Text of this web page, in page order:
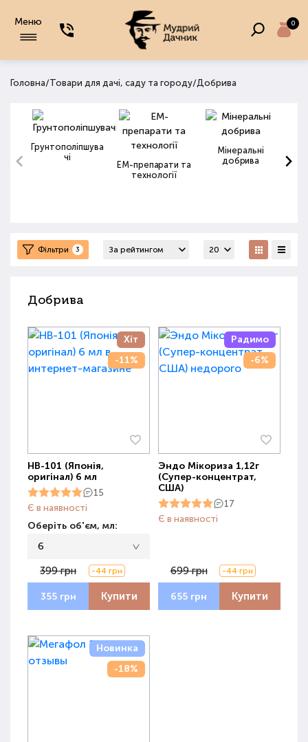
Меню 0
Головна/Товари для дачі, саду та городу/Добрива
Грунтополіпшува
чі
ЕМ-препарати та
технології
Мінеральні
добрива
Фільтри 3
Добрива
Хіт
-11%
НВ-101 (Японія,
оригінал) 6 мл
15
Є в наявності
Оберіть об'єм, мл:
6
399 грн -44 грн
355 грн Купити
Радимо
-6%
Эндо Мікориза 1,12г
(Супер-концентрат,
США)
17
Є в наявності
699 грн -44 грн
655 грн Купити
Новинка
-18%